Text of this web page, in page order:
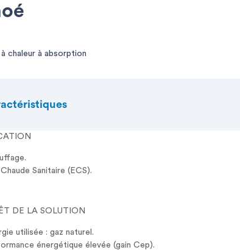
à chaleur à absorption
Chaude Sanitaire (ECS).
DE LA SOLUTION
utilisée : gaz naturel.
énergétique élevée (gain Cep).